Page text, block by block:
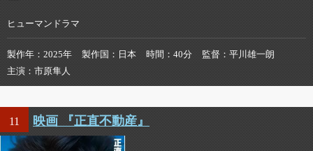
ヒューマンドラマ
製作年 2025年 製作国 日本 時間 40分 監督
平川雄一朗
主演
市原隼人
11 映画 『正直不動産』